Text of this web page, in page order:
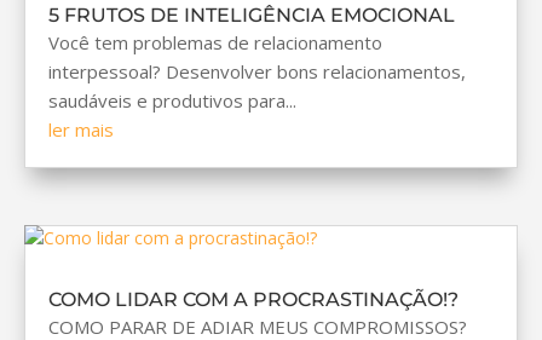
5 FRUTOS DE INTELIGÊNCIA EMOCIONAL
Você tem problemas de relacionamento
interpessoal? Desenvolver bons relacionamentos,
saudáveis e produtivos para...
ler mais
COMO LIDAR COM A PROCRASTINAÇÃO!?
COMO PARAR DE ADIAR MEUS COMPROMISSOS?